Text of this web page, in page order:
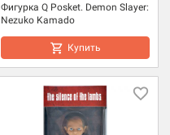
Фигурка Q Posket. Demon Slayer:
Nezuko Kamado
Купить